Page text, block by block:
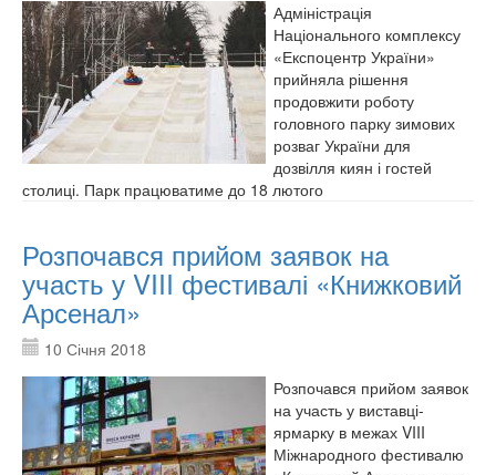
Адміністрація
Національного комплексу
«Експоцентр України»
прийняла рішення
продовжити роботу
головного парку зимових
розваг України для
дозвілля киян і гостей
столиці. Парк працюватиме до 18 лютого
Розпочався прийом заявок на
участь у VIII фестивалі «Книжковий
Арсенал»
10 Січня 2018
Розпочався прийом заявок
на участь у виставці-
ярмарку в межах VIII
Міжнародного фестивалю